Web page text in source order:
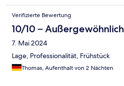
Verifizierte Bewertung
10/10 – Außergewöhnlich
7. Mai 2024
Lage, Professionalität, Frühstück
Thomas, Aufenthalt von 2 Nächten